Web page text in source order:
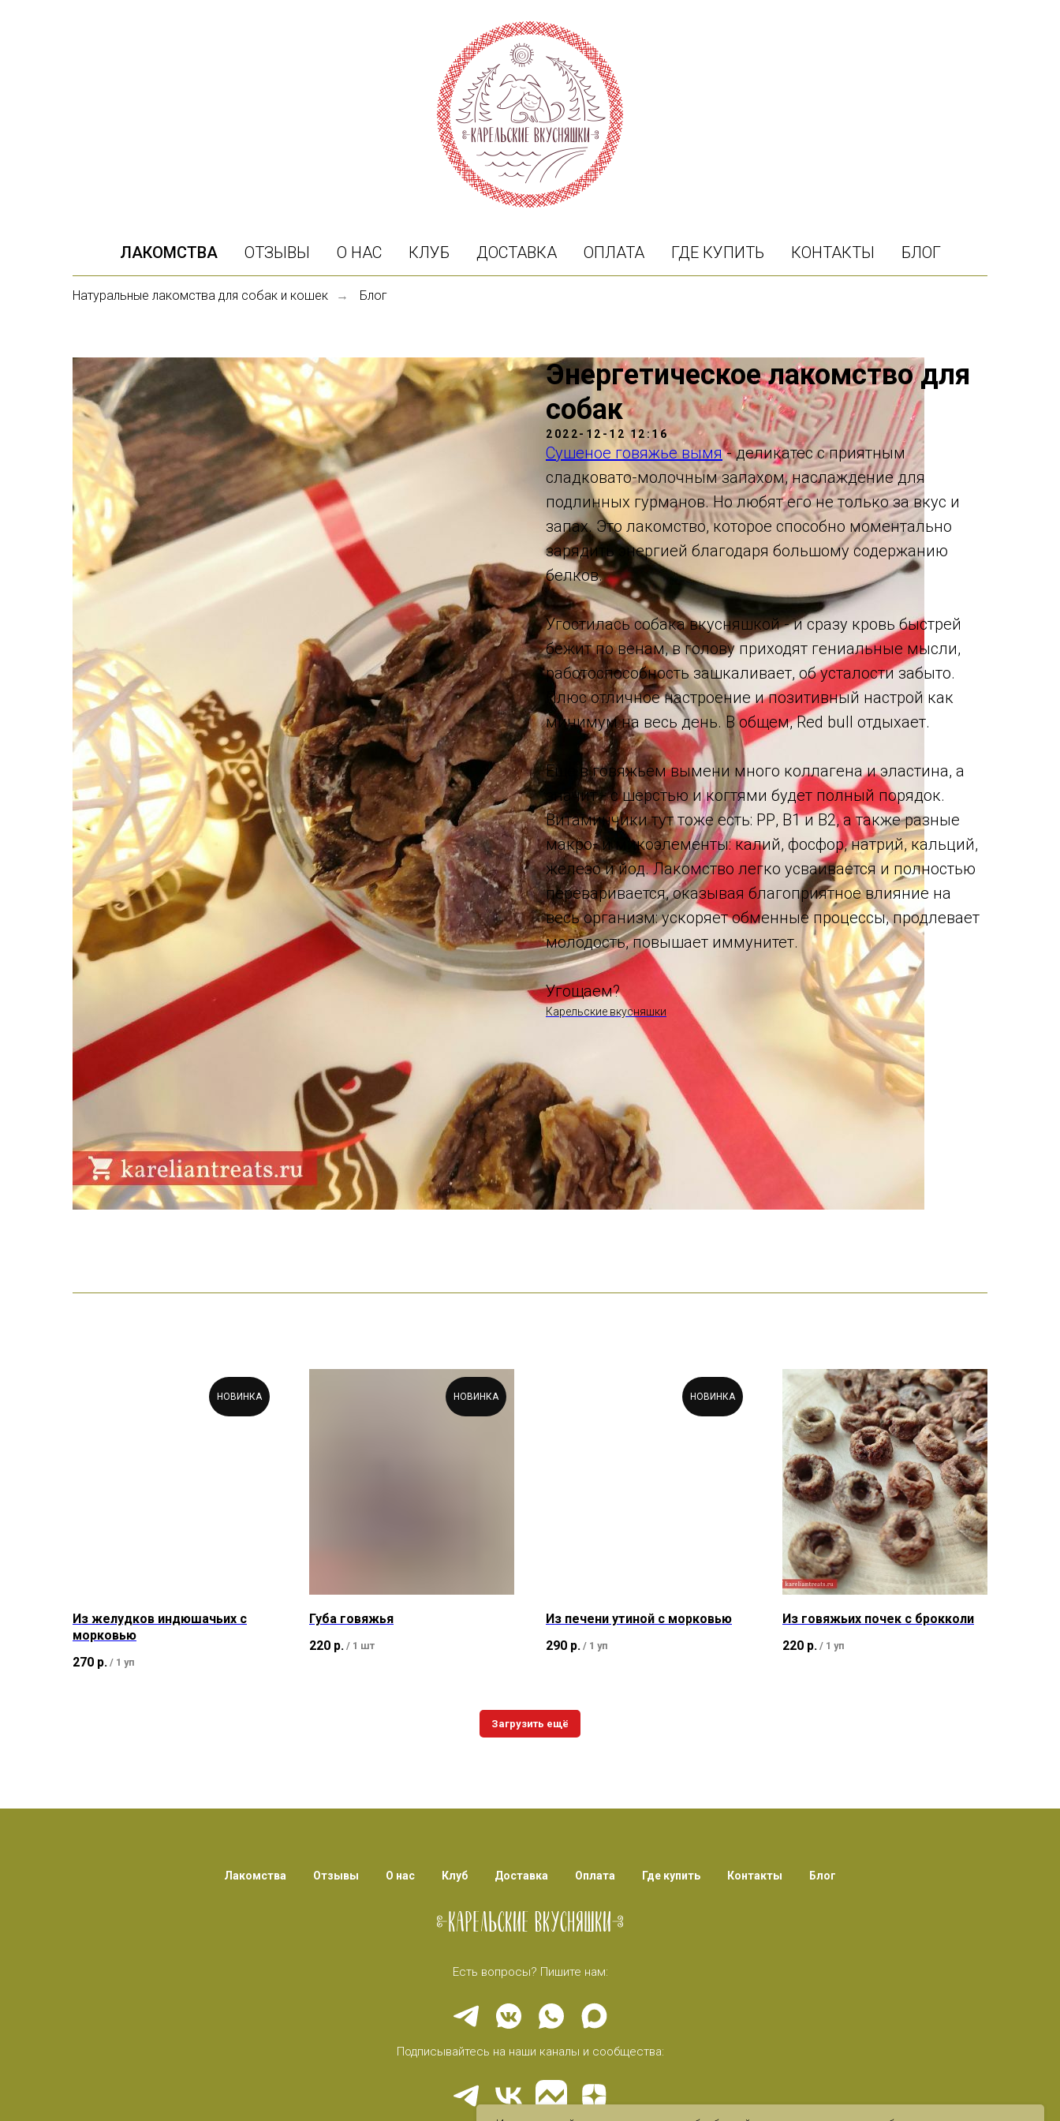
ЛАКОМСТВА ОТЗЫВЫ О НАС КЛУБ ДОСТАВКА ОПЛАТА ГДЕ КУПИТЬ КОНТАКТЫ БЛОГ
Натуральные лакомства для собак и кошек → Блог
Энергетическое лакомство для
собак
2022-12-12 12:16
Сушеное говяжье вымя- деликатес с приятным
сладковато-молочным запахом, наслаждение для
подлинных гурманов. Но любят его не только за вкус и
запах. Это лакомство, которое способно моментально
зарядить энергией благодаря большому содержанию
белков.
Угостилась собака вкусняшкой - и сразу кровь быстрей
бежит по венам, в голову приходят гениальные мысли,
работоспособность зашкаливает, об усталости забыто.
Плюс отличное настроение и позитивный настрой как
минимум на весь день. В общем, Red bull отдыхает.
Еще в говяжьем вымени много коллагена и эластина, а
значит - с шерстью и когтями будет полный порядок.
Витаминчики тут тоже есть: РР, В1 и В2, а также разные
макро- и микоэлементы: калий, фосфор, натрий, кальций,
железо и йод. Лакомство легко усваивается и полностью
переваривается, оказывая благоприятное влияние на
весь организм: ускоряет обменные процессы, продлевает
молодость, повышает иммунитет.
Угощаем?
Карельские вкусняшки
НОВИНКА
Из желудков индюшачьих с
морковью
270 р. / 1 уп
НОВИНКА
Губа говяжья
220 р. / 1 шт
НОВИНКА
Из печени утиной с морковью
290 р. / 1 уп
Из говяжьих почек с брокколи
220 р. / 1 уп
Загрузить ещё
Лакомства Отзывы О нас Клуб Доставка Оплата Где купить Контакты Блог
Есть вопросы? Пишите нам:
Подписывайтесь на наши каналы и сообщества: